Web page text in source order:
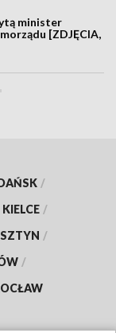
minister
[ZDJĘCIA,
/
KIELCE /
/
/